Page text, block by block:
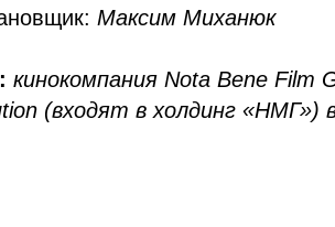
Максим Миханюк
кинокомпания Nota Bene
(входят в холдинг «НМГ»)